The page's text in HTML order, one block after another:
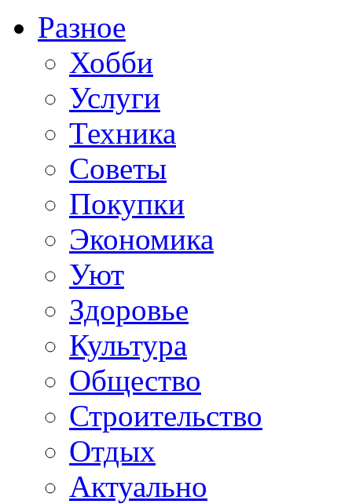
Разное
Хобби
Услуги
Техника
Советы
Покупки
Экономика
Уют
Здоровье
Культура
Общество
Строительство
Отдых
Актуально